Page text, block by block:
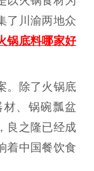
了川渝两地众
锅底料哪家好
除了火锅底
、锅碗瓢盆
良之隆已经成
着中国餐饮食